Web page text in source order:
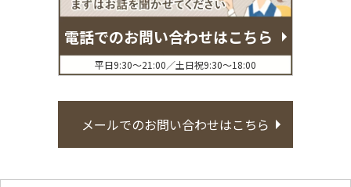
電話でのお問い合わせはこちら
平日9:30〜21:00／土日祝9:30〜18:00
メールでのお問い合わせはこちら